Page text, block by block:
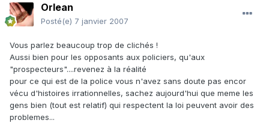
Orlean
Posté(e) 7 janvier 2007
Vous parlez beaucoup trop de clichés !
Aussi bien pour les opposants aux policiers, qu'aux
"prospecteurs"....revenez à la réalité
pour ce qui est de la police vous n'avez sans doute pas encor
vécu d'histoires irrationnelles, sachez aujourd'hui que meme les
gens bien (tout est relatif) qui respectent la loi peuvent avoir des
problemes...